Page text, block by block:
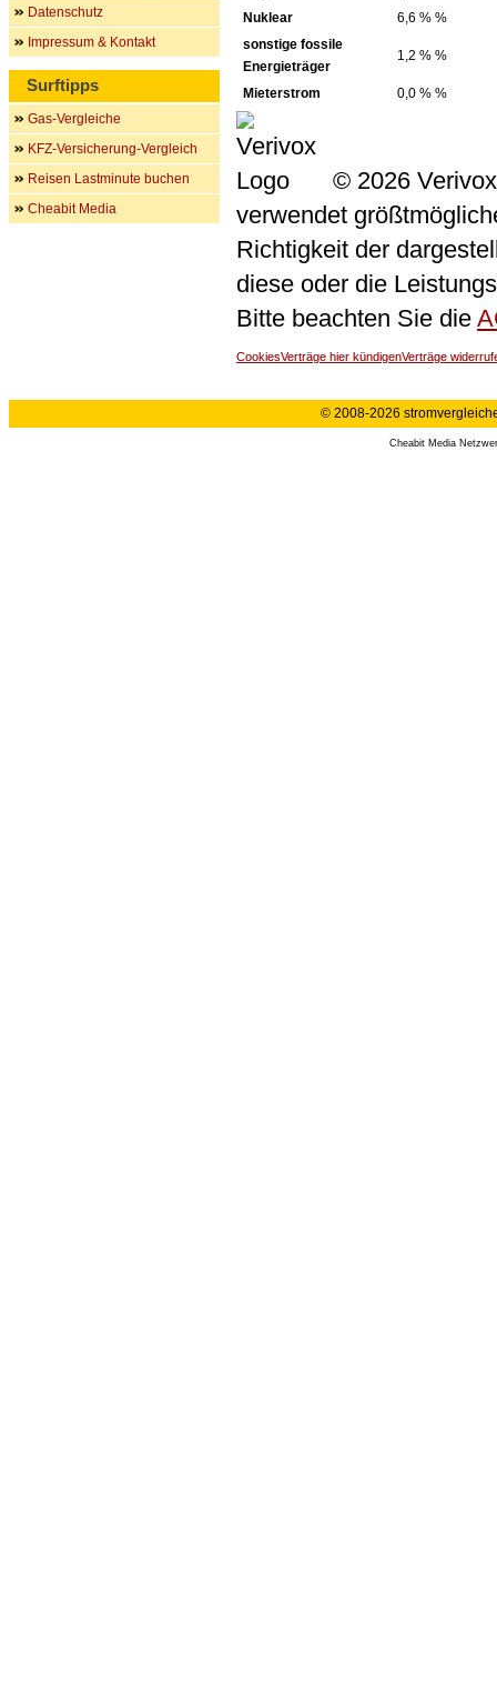
Nuklear
6,6 % %
sonstige fossile
Energieträger
1,2 % %
Mieterstrom 0,0 % %
© 2026
verwendet
Richtigkeit der
diese oder die
Bitte beachten Sie die
CookiesVerträge hier kündigenVerträge
Datenschutz
Impressum & Kontakt
Surftipps
Gas-Vergleiche
KFZ-Versicherung-Vergleich
Reisen Lastminute buchen
Cheabit Media
© 2008-2026
Cheabit Media